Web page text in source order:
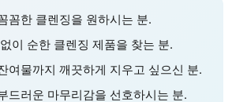
꼼한 클렌징을 원하시는 분.
이 순한 클렌징 제품을 찾는 분.
여물까지 깨끗하게 지우고 싶으신 분.
드러운 마무리감을 선호하시는 분.